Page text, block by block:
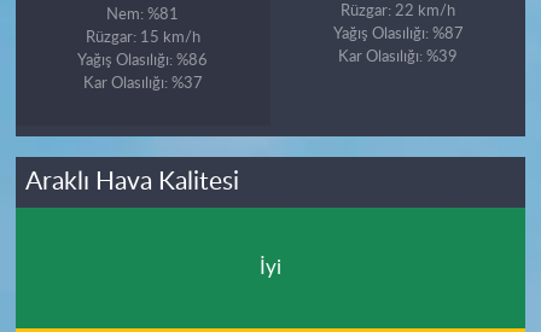
Nem: %81
Rüzgar: 15 km/h
Yağış Olasılığı: %86
Kar Olasılığı: %37
Rüzgar: 22 km/h
Yağış Olasılığı: %87
Kar Olasılığı: %39
Araklı Hava Kalitesi
İyi